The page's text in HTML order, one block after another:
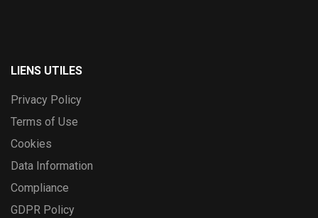
LIENS UTILES
Privacy Policy
Terms of Use
Cookies
Data Information
Compliance
GDPR Policy